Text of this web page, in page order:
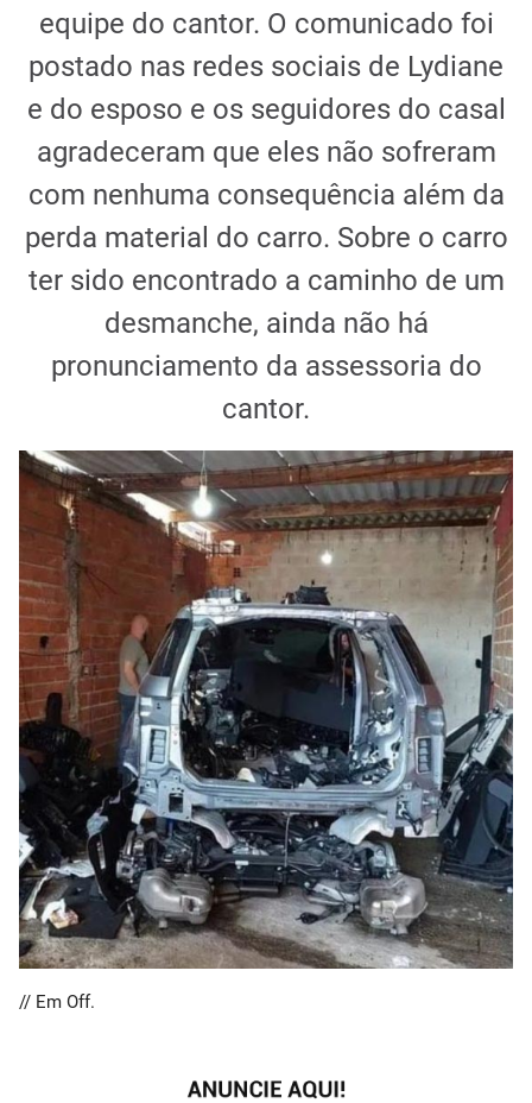
equipe do cantor. O comunicado foi
postado nas redes sociais de Lydiane
e do esposo e os seguidores do casal
agradeceram que eles não sofreram
com nenhuma consequência além da
perda material do carro. Sobre o carro
ter sido encontrado a caminho de um
desmanche, ainda não há
pronunciamento da assessoria do
cantor.
// Em Off.